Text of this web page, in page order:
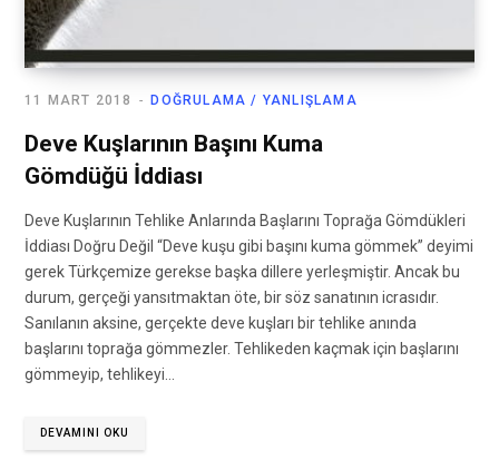
DOĞRULAMA / YANLIŞLAMA
11 MART 2018
Deve Kuşlarının Başını Kuma
Gömdüğü İddiası
Deve Kuşlarının Tehlike Anlarında Başlarını Toprağa Gömdükleri
İddiası Doğru Değil “Deve kuşu gibi başını kuma gömmek” deyimi
gerek Türkçemize gerekse başka dillere yerleşmiştir. Ancak bu
durum, gerçeği yansıtmaktan öte, bir söz sanatının icrasıdır.
Sanılanın aksine, gerçekte deve kuşları bir tehlike anında
başlarını toprağa gömmezler. Tehlikeden kaçmak için başlarını
gömmeyip, tehlikeyi…
DEVAMINI OKU